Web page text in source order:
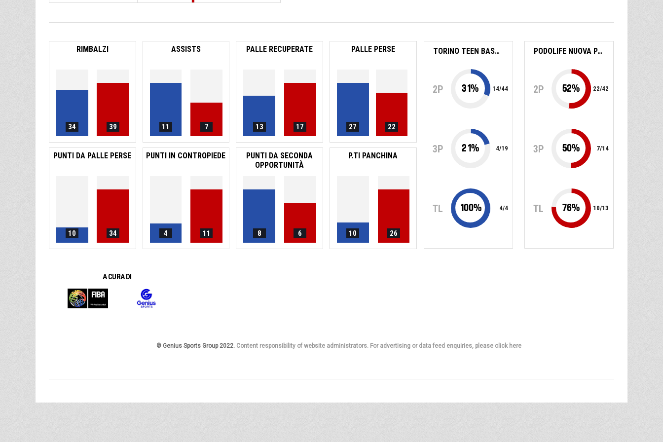
RIMBALZI
34 39
ASSISTS
11 7
PALLE RECUPERATE
13 17
PALLE PERSE
27 22
PUNTI DA PALLE PERSE
10 34
PUNTI IN CONTROPIEDE
4 11
PUNTI DA SECONDA
OPPORTUNITÀ
8 6
P.TI PANCHINA
10 26
TORINO TEEN BASKET
2P 31% 14/44
3P 21% 4/19
TL 100% 4/4
PODOLIFE NUOVA PALL. TREVISO
2P 52% 22/42
3P 50% 7/14
TL 76% 10/13
A CURA DI
© Genius Sports Group 2022. Content responsibility of website administrators. For advertising or data feed enquiries, please click here